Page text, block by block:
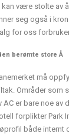
være stolte av
seg også i
for oss
berømte store Å
må
Områder som
er bare noe av
forplikter Park
både internt